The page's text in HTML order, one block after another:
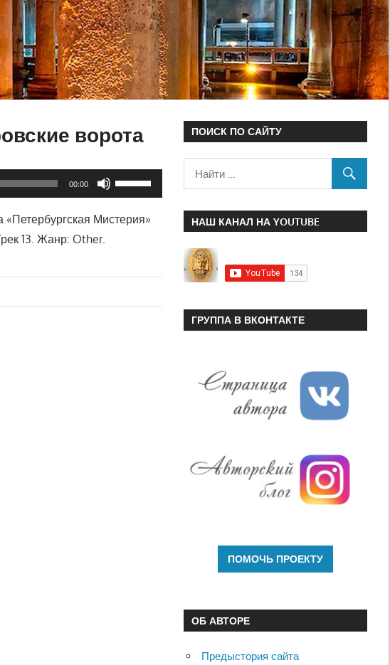
ворота
00:00
Используйте
клавиши
вверх/
увеличить
Мистерия»
13. Жанр: Other.
ПОИСК ПО САЙТУ
НАШ КАНАЛ НА YOUTUBE
ГРУППА В ВКОНТАКТЕ
ОБ АВТОРЕ
Предыстория сайта